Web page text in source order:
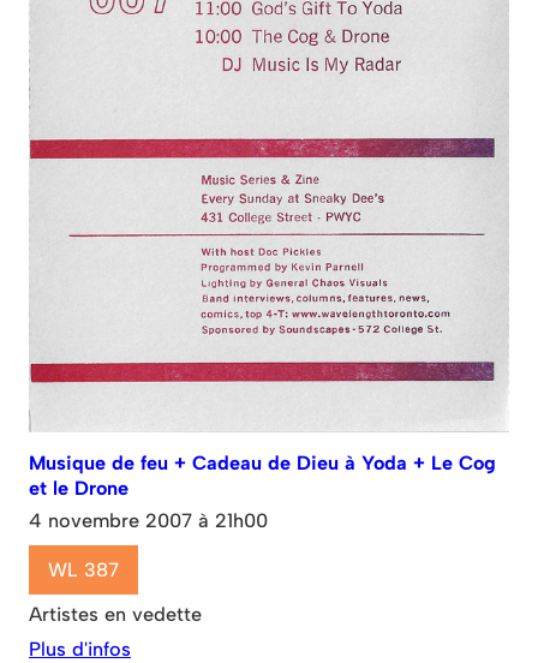
Musique de feu + Cadeau de Dieu à Yoda + Le Cog
et le Drone
4 novembre 2007 à 21h00
WL 387
Artistes en vedette
Plus d'infos